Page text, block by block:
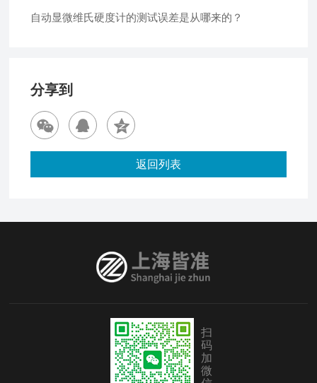
自动显微维氏硬度计的测试误差是从哪来的？
分享到
返回列表
扫
码
加
微